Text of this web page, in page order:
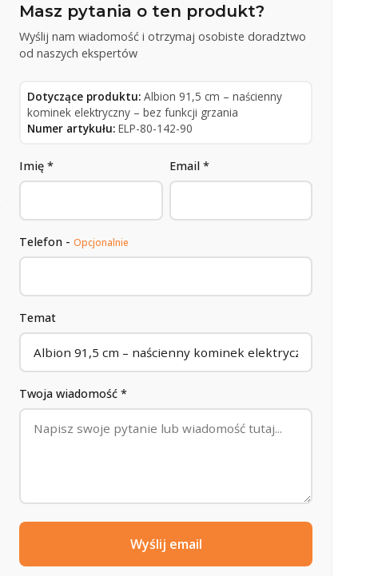
Masz pytania o ten produkt?
Wyślij nam wiadomość i otrzymaj osobiste doradztwo
od naszych ekspertów
Dotyczące produktu: Albion 91,5 cm – naścienny
kominek elektryczny – bez funkcji grzania
Numer artykułu: ELP-80-142-90
Imię * Email *
Telefon -Opcjonalnie
Temat
Twoja wiadomość *
Wyślij email